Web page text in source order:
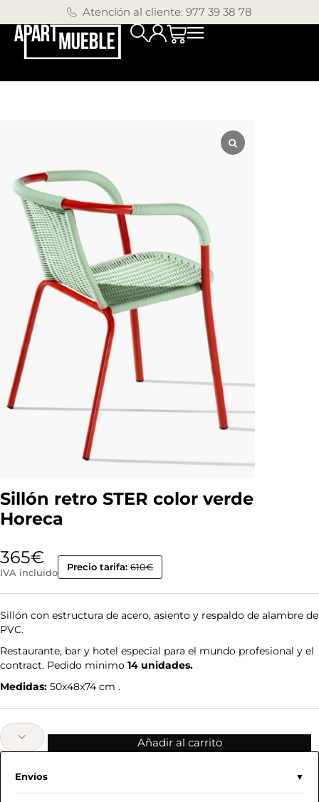
Atención al cliente: 977 39 38 78
Sillón retro STER color verde
Horeca
365€
IVA incluido Precio tarifa: 610€
Sillón con estructura de acero, asiento y respaldo de alambre de
PVC.
Restaurante, bar y hotel especial para el mundo profesional y el
contract. Pedido minimo 14 unidades.
Medidas: 50x48x74 cm .
Añadir al carrito
Envíos